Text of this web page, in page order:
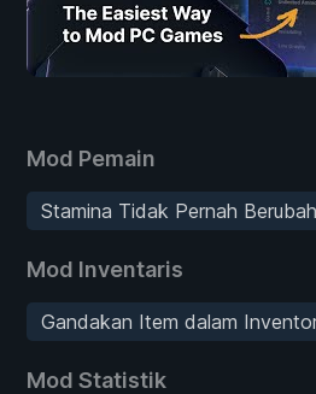
Mod Pemain
Stamina Tidak Pernah Berubah
Mod Inventaris
Gandakan Item dalam
Mod Statistik